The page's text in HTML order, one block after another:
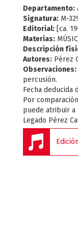
Departamento:
Signatura: M-
Editorial: [ca.
Materias:
Descripción
Autores: Pérez
Observaciones:
percusión.
Fecha
Por
puede atribuir a
Legado Pérez